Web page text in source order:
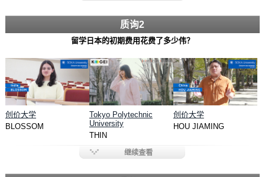
质询2
留学日本的初期费用花费了多少伟？
创价大学
BLOSSOM
Tokyo Polytechnic
University
THIN
创价大学
HOU JIAMING
继续查看